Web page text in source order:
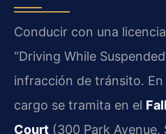
Conducir con una
“Driving While
infracción de tránsito.
cargo se tramita en el
Court (300 Park Avenue,